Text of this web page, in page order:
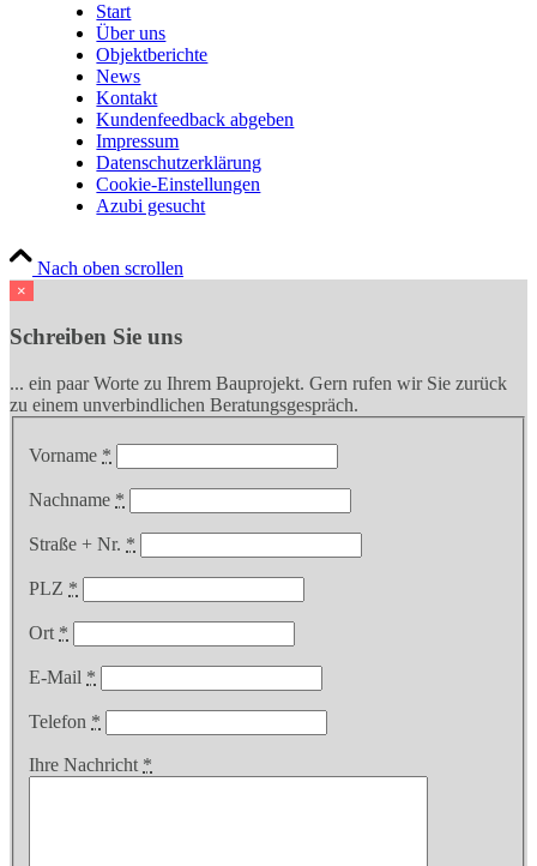
Start
Über uns
Objektberichte
News
Kontakt
Kundenfeedback abgeben
Impressum
Datenschutzerklärung
Cookie-Einstellungen
Azubi gesucht
Nach oben scrollen
×
Schreiben Sie uns
... ein paar Worte zu Ihrem Bauprojekt. Gern rufen wir Sie zurück
zu einem unverbindlichen Beratungsgespräch.
Vorname *
Nachname *
Straße + Nr. *
PLZ *
Ort *
E-Mail *
Telefon *
Ihre Nachricht *